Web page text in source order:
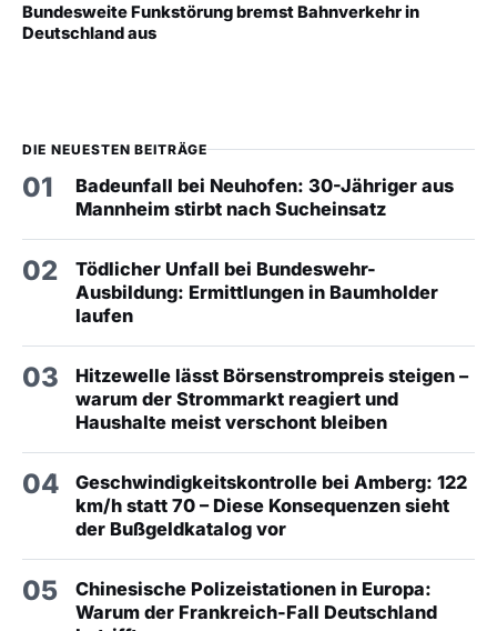
Bundesweite Funkstörung bremst Bahnverkehr in
Deutschland aus
DIE NEUESTEN BEITRÄGE
01
Badeunfall bei Neuhofen: 30-Jähriger aus
Mannheim stirbt nach Sucheinsatz
02
Tödlicher Unfall bei Bundeswehr-
Ausbildung: Ermittlungen in Baumholder
laufen
03
Hitzewelle lässt Börsenstrompreis steigen –
warum der Strommarkt reagiert und
Haushalte meist verschont bleiben
04
Geschwindigkeitskontrolle bei Amberg: 122
km/h statt 70 – Diese Konsequenzen sieht
der Bußgeldkatalog vor
05
Chinesische Polizeistationen in Europa:
Warum der Frankreich-Fall Deutschland